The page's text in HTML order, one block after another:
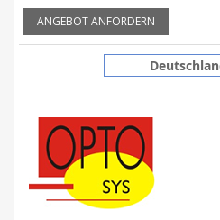
ANGEBOT ANFORDERN